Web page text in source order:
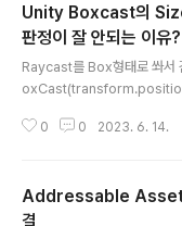
로 이동해서 platforms 폴
ild-Tools 폴더의 36.0.0 폴
android..
Unity Boxcast의
판정이 잘 안되는 이유?
Raycast를 Box형태로 쏴서
tation, range) (레이저를 발
하는 크기이다. Vector3
5f, 0.5f,0.5f);
0 0 2023. 6. 14.
Addressable Asset
결